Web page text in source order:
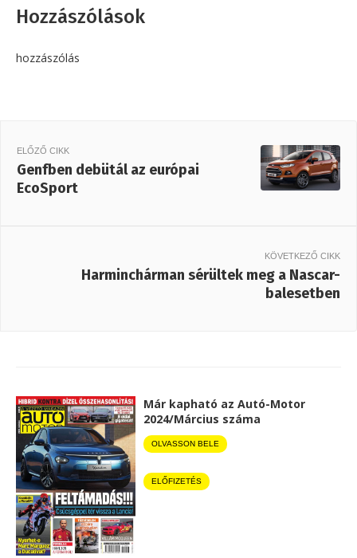
Hozzászólások
hozzászólás
ELŐZŐ CIKK
Genfben debütál az európai
EcoSport
KÖVETKEZŐ CIKK
Harminchárman sérültek meg a Nascar-
balesetben
Már kapható az Autó-Motor
2024/Március száma
OLVASSON BELE
ELŐFIZETÉS